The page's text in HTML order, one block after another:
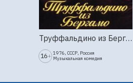
Труффальдино из Бергамо (1976г., Ленфильм, 2 серии)
16+ 1976, СССР, Россия
Музыкальная комедия